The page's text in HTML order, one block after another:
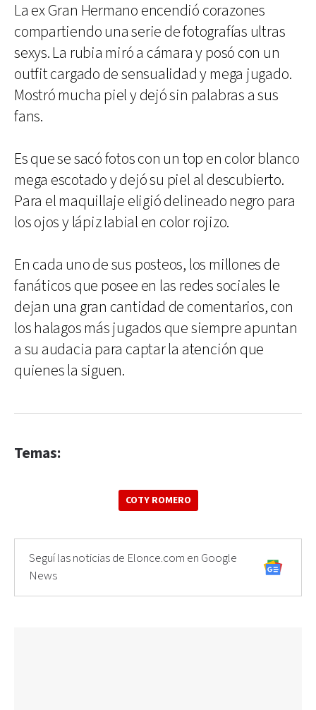
La ex Gran Hermano encendió corazones
compartiendo una serie de fotografías ultras
sexys. La rubia miró a cámara y posó con un
outfit cargado de sensualidad y mega jugado.
Mostró mucha piel y dejó sin palabras a sus
fans.
Es que se sacó fotos con un top en color blanco
mega escotado y dejó su piel al descubierto.
Para el maquillaje eligió delineado negro para
los ojos y lápiz labial en color rojizo.
En cada uno de sus posteos, los millones de
fanáticos que posee en las redes sociales le
dejan una gran cantidad de comentarios, con
los halagos más jugados que siempre apuntan
a su audacia para captar la atención que
quienes la siguen.
Temas:
COTY ROMERO
Seguí las noticias de Elonce.com en Google
News